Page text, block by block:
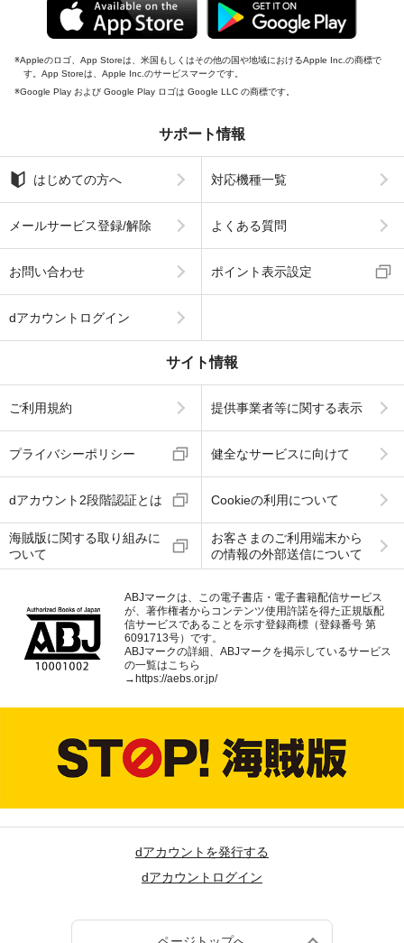
Appleのロゴ、App Storeは、米国もしくはその他の国や地域におけるApple Inc.の商標で
す。App Storeは、Apple Inc.のサービスマークです。
Google Play および Google Play ロゴは Google LLC の商標です。
サポート情報
はじめての方へ 対応機種一覧
メールサービス登録/解除 よくある質問
お問い合わせ ポイント表示設定
dアカウントログイン
サイト情報
ご利用規約 提供事業者等に関する表示
プライバシーポリシー 健全なサービスに向けて
dアカウント2段階認証とは Cookieの利用について
海賊版に関する取り組みに
ついて
お客さまのご利用端末から
の情報の外部送信について
ABJマークは、この電子書店・電子書籍配信サービス
が、著作権者からコンテンツ使用許諾を得た正規版配
信サービスであることを示す登録商標（登録番号 第
6091713号）です。
ABJマークの詳細、ABJマークを掲示しているサービス
の一覧はこちら
→ https://aebs.or.jp/
dアカウントを発行する
dアカウントログイン